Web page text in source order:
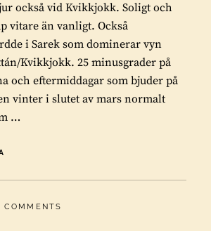
också vid Kvikkjokk. Soligt och
vitare än vanligt. Också
i Sarek som dominerar vyn
Kvikkjokk. 25 minusgrader på
och eftermiddagar som bjuder på
vinter i slutet av mars normalt
…
DJUR
VID
COMMENTS